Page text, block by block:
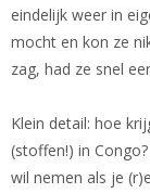
eindelijk weer in
mocht en kon ze
zag, had ze snel
Klein detail: hoe
(stoffen!) in
wil nemen als je